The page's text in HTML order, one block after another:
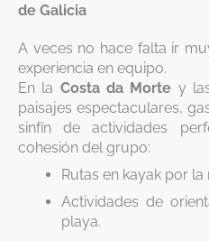
de Galicia
A veces no hace falta ir
experiencia en equipo.
En la Costa da Morte y
paisajes espectaculares,
sinfín de actividades
cohesión del grupo:
Rutas en kayak por la
Actividades de
playa.